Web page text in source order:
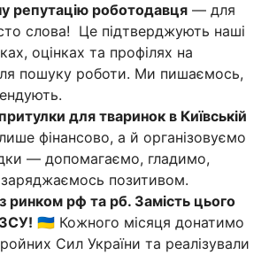
репутацію роботодавця — для
слова! Це підтверджують наші
оцінках та профілях на
пошуку роботи. Ми пишаємось,
для тваринок в Київській
фінансово, а й організовуємо
— допомагаємо, гладимо,
позитивом.
ринком рф та рб. Замість цього
🇺🇦 Кожного місяця донатимо
Сил України та реалізували